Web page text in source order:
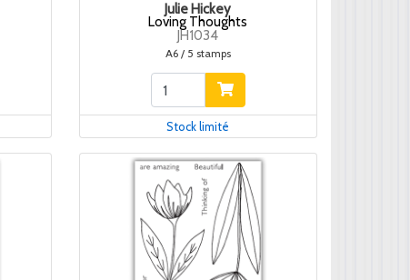
Julie Hickey
Loving Thoughts
JH1034
A6 / 5 stamps
Stock limité